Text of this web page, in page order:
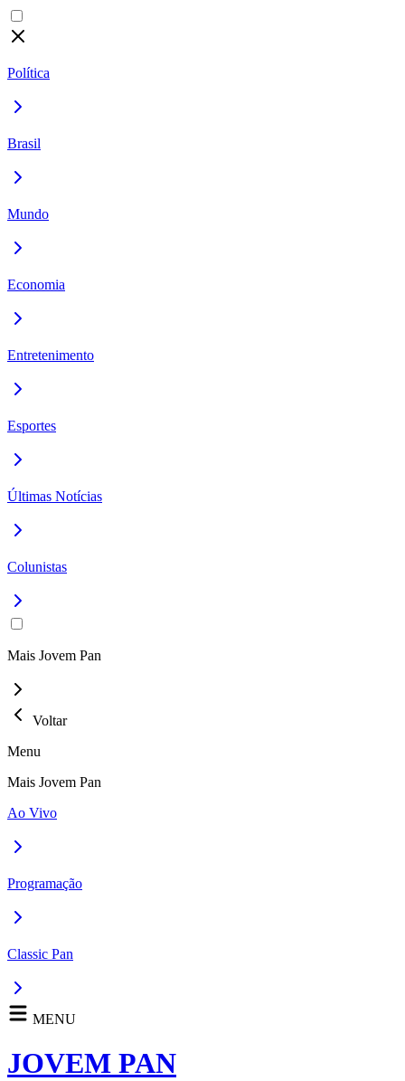
Política
Brasil
Mundo
Economia
Entretenimento
Esportes
Últimas Notícias
Colunistas
Mais Jovem Pan
Voltar
Menu
Mais Jovem Pan
Ao Vivo
Programação
Classic Pan
MENU
JOVEM PAN